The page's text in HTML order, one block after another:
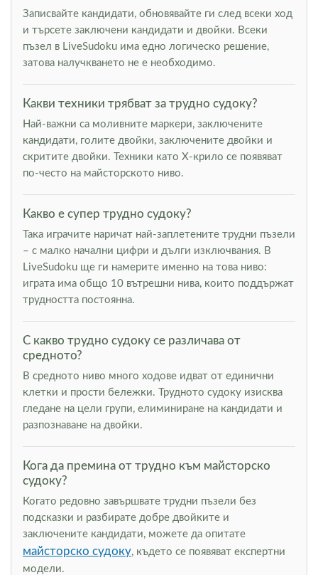
Записвайте кандидати, обновявайте ги след всеки ход
и търсете заключени кандидати и двойки. Всеки
пъзел в LiveSudoku има едно логическо решение,
затова налучкването не е необходимо.
Какви техники трябват за трудно судоку?
Най-важни са моливните маркери, заключените
кандидати, голите двойки, заключените двойки и
скритите двойки. Техники като Х-крило се появяват
по-често на майсторското ниво.
Какво е супер трудно судоку?
Така играчите наричат най-заплетените трудни пъзели
– с малко начални цифри и дълги изключвания. В
LiveSudoku ще ги намерите именно на това ниво:
играта има общо 10 вътрешни нива, които поддържат
трудността постоянна.
С какво трудно судоку се различава от
средното?
В средното ниво много ходове идват от единични
клетки и прости бележки. Трудното судоку изисква
гледане на цели групи, елиминиране на кандидати и
разпознаване на двойки.
Кога да премина от трудно към майсторско
судоку?
Когато редовно завършвате трудни пъзели без
подсказки и разбирате добре двойките и
заключените кандидати, можете да опитате
майсторско судоку, където се появяват експертни
модели.